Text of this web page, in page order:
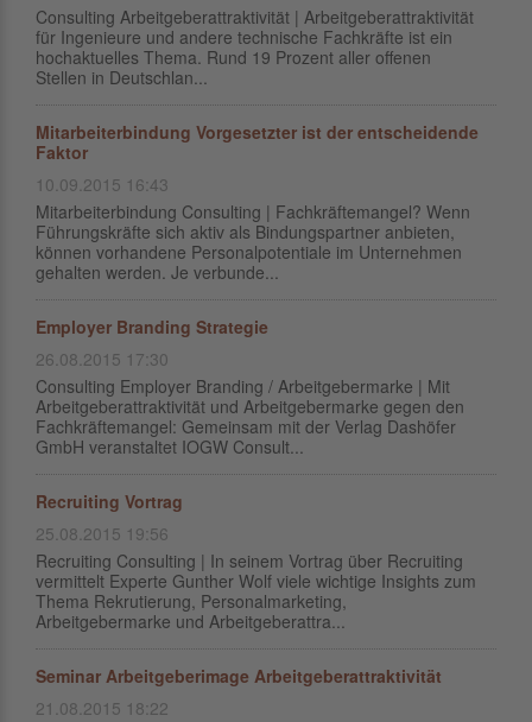
Consulting Arbeitgeberattraktivität | Arbeitgeberattraktivität
für Ingenieure und andere technische Fachkräfte ist ein
hochaktuelles Thema. Rund 19 Prozent aller offenen
Stellen in Deutschlan...
Mitarbeiterbindung Vorgesetzter ist der entscheidende
Faktor
10.09.2015 16:43
Mitarbeiterbindung Consulting | Fachkräftemangel? Wenn
Führungskräfte sich aktiv als Bindungspartner anbieten,
können vorhandene Personalpotentiale im Unternehmen
gehalten werden. Je verbunde...
Employer Branding Strategie
26.08.2015 17:30
Consulting Employer Branding / Arbeitgebermarke | Mit
Arbeitgeberattraktivität und Arbeitgebermarke gegen den
Fachkräftemangel: Gemeinsam mit der Verlag Dashöfer
GmbH veranstaltet IOGW Consult...
Recruiting Vortrag
25.08.2015 19:56
Recruiting Consulting | In seinem Vortrag über Recruiting
vermittelt Experte Gunther Wolf viele wichtige Insights zum
Thema Rekrutierung, Personalmarketing,
Arbeitgebermarke und Arbeitgeberattra...
Seminar Arbeitgeberimage Arbeitgeberattraktivität
21.08.2015 18:22